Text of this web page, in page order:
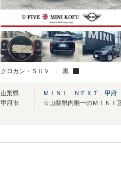
クロカン・ＳＵＶ 黒
山梨県
甲府市
ＭＩＮＩ ＮＥＸＴ 甲府